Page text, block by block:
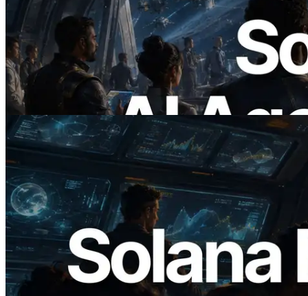
ERPC x402 destekli Solana RPC'yi
yayınladı — AI agent'ların ihtiyaç
duydukları API'ler için anında ödeme
yaptığı dönem
Bu makaleyi oku
2026.05.24